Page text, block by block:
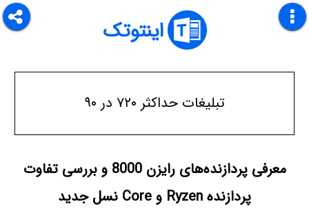
اینتوتک
تبلیغات حداکثر ۷۲۰ در ۹۰
معرفی پردازنده‌های رایزن 8000 و بررسی تفاوت
پردازنده Ryzen و Core نسل جدید